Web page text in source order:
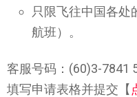
只限飞往中国各处
航班）。
客服号码：(60)3-7841
填写申请表格并提交【